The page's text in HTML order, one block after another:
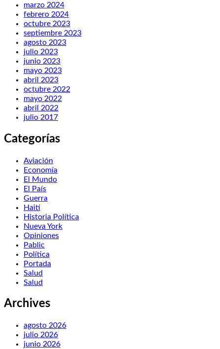
marzo 2024
febrero 2024
octubre 2023
septiembre 2023
agosto 2023
julio 2023
junio 2023
mayo 2023
abril 2023
octubre 2022
mayo 2022
abril 2022
julio 2017
Categorías
Aviación
Economía
El Mundo
El País
Guerra
Haití
Historia Política
Nueva York
Opiniones
Pablic
Política
Portada
Salud
Salud
Archives
agosto 2026
julio 2026
junio 2026